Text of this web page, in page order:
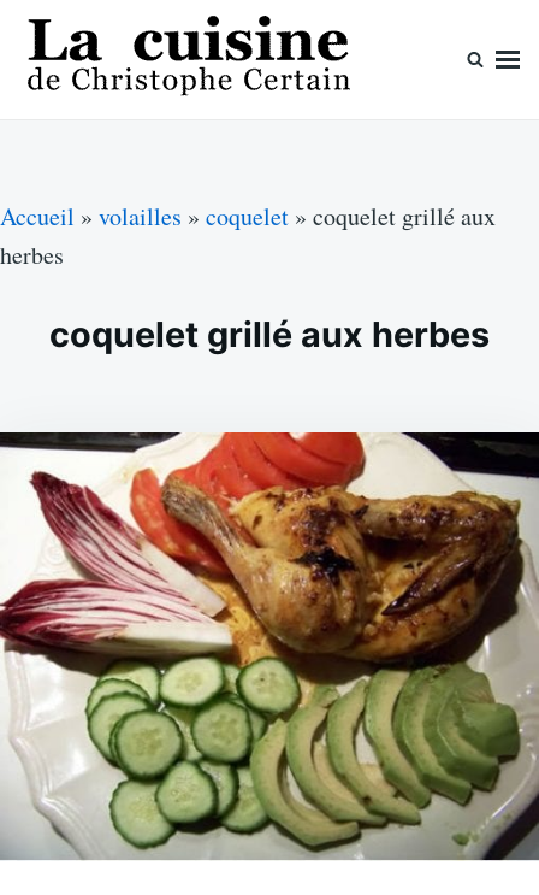
Skip
content
Search
for:
Accueil » volailles » coquelet » coquelet grillé aux
herbes
coquelet grillé aux herbes